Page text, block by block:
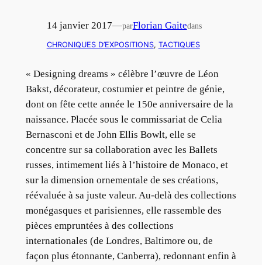
14 janvier 2017—parFlorian Gaitedans
CHRONIQUES D’EXPOSITIONS, TACTIQUES
« Designing dreams » célèbre l’œuvre de Léon
Bakst, décorateur, costumier et peintre de génie,
dont on fête cette année le 150e anniversaire de la
naissance. Placée sous le commissariat de Celia
Bernasconi et de John Ellis Bowlt, elle se
concentre sur sa collaboration avec les Ballets
russes, intimement liés à l’histoire de Monaco, et
sur la dimension ornementale de ses créations,
réévaluée à sa juste valeur. Au-delà des collections
monégasques et parisiennes, elle rassemble des
pièces empruntées à des collections
internationales (de Londres, Baltimore ou, de
façon plus étonnante, Canberra), redonnant enfin à